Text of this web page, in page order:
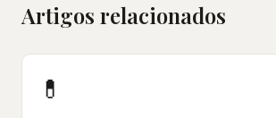
Artigos relacionados
💊